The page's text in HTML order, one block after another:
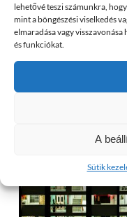
lehetővé teszi számunkra,
mint a böngészési viselkedés
elmaradása vagy
és funkciókat.
A
Sütik
Friss